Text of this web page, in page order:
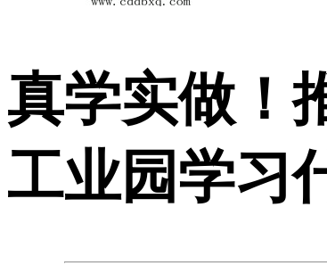
真学实做！
工业园学习